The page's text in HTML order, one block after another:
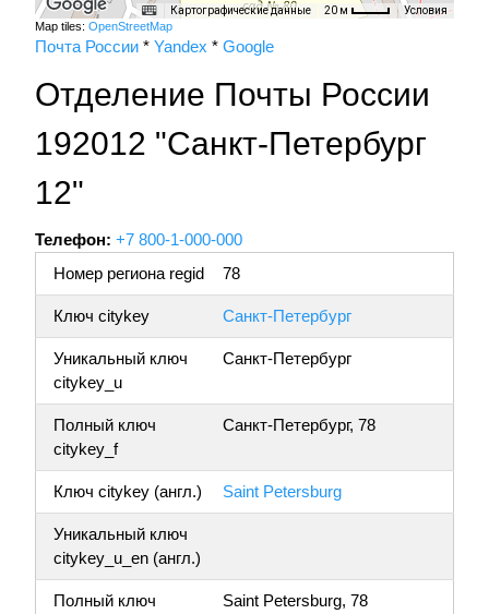
Картографические данные 20 м Условия
Map tiles: OpenStreetMap
Почта России * Yandex * Google
Отделение Почты России
192012 "Санкт-Петербург
12"
Телефон: +7 800-1-000-000
Номер региона regid
78
Ключ citykey Санкт-Петербург
Уникальный ключ
citykey_u
Санкт-Петербург
Полный ключ
citykey_f
Санкт-Петербург, 78
Ключ citykey (англ.) Saint Petersburg
Уникальный ключ
citykey_u_en (англ.)
Полный ключ
Saint Petersburg, 78